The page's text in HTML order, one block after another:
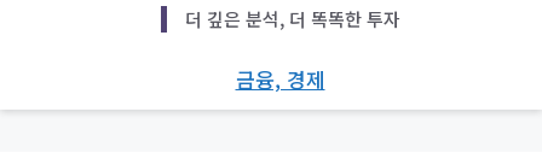
더 깊은 분석, 더 똑똑한 투자
금융, 경제